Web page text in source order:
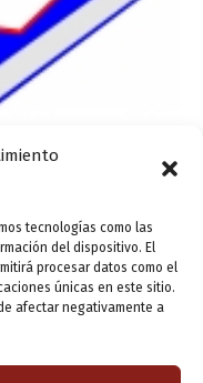
tecnologías como las
del dispositivo. El
procesar datos como el
únicas en este sitio.
afectar negativamente a
semana de
para los niños serán
2 Centro Cívico